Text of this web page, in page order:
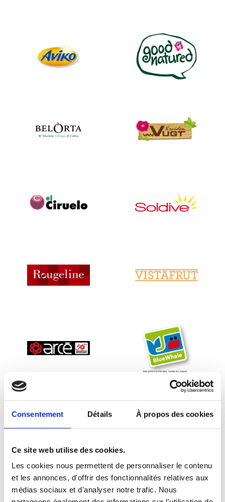
Consentement Détails À propos des cookies
Ce site web utilise des cookies.
Les cookies nous permettent de personnaliser le contenu
et les annonces, d'offrir des fonctionnalités relatives aux
médias sociaux et d'analyser notre trafic. Nous